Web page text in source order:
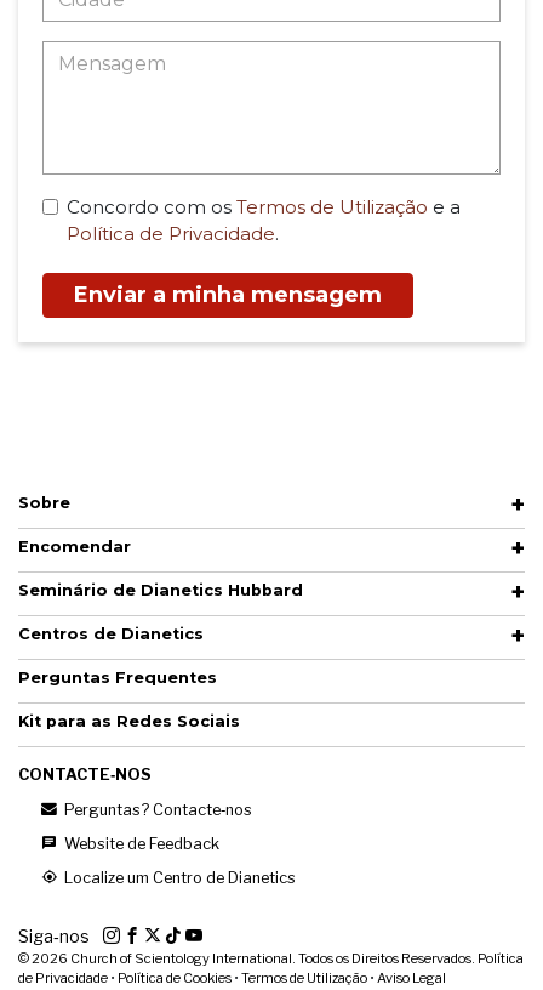
Concordo com os Termos de Utilização e a
Política de Privacidade.
Enviar a minha mensagem
Sobre
Encomendar
Seminário de Dianetics Hubbard
Centros de Dianetics
Perguntas Frequentes
Kit para as Redes Sociais
CONTACTE‑NOS
Perguntas? Contacte‑nos
Website de Feedback
Localize um Centro de Dianetics
Siga‑nos
© 2026 Church of Scientology International. Todos os Direitos Reservados. Política
de Privacidade • Política de Cookies • Termos de Utilização • Aviso Legal